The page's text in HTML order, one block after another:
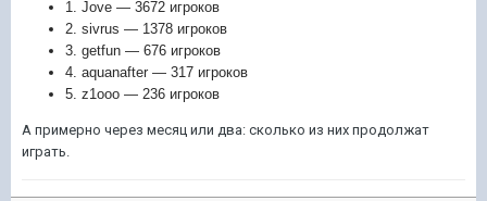
1. Jove — 3672 игроков
2. sivrus — 1378 игроков
3. getfun — 676 игроков
4. aquanafter — 317 игроков
5. z1ooo — 236 игроков
А примерно через месяц или два: сколько из них продолжат
играть.